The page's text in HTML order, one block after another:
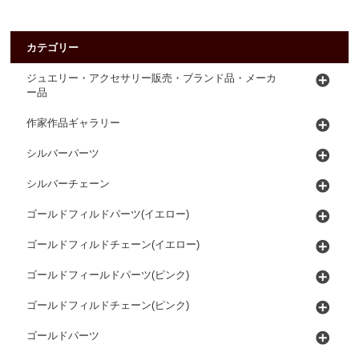
カテゴリー
ジュエリー・アクセサリー販売・ブランド品・メーカ
ー品
作家作品ギャラリー
シルバーパーツ
シルバーチェーン
ゴールドフィルドパーツ(イエロー)
ゴールドフィルドチェーン(イエロー)
ゴールドフィールドパーツ(ピンク)
ゴールドフィルドチェーン(ピンク)
ゴールドパーツ